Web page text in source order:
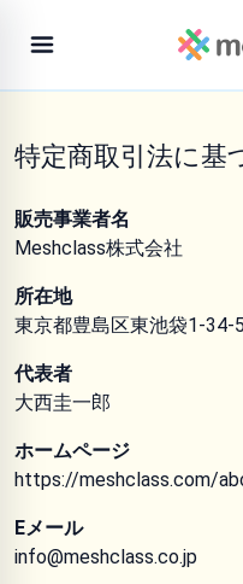
特定商取引法に基
販売事業者名
Meshclass株式会社
所在地
東京都豊島区東池袋1-34-
代表者
大西圭一郎
ホームページ
https://meshclass.com/
Eメール
info@meshclass.co.jp